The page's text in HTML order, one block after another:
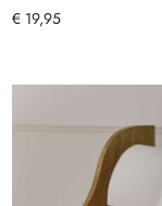
€ 19,95